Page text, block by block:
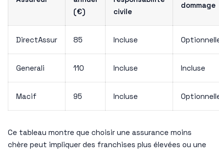
(€)
civile
dommage
DirectAssur 85 Incluse
Generali 110 Incluse Incluse
Macif 95 Incluse
Ce tableau montre que choisir une assurance moins
chère peut impliquer des franchises plus élevées ou une